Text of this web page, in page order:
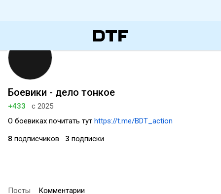
Боевики - дело тонкое
+433
с 2025
О боевиках почитать тут https://t.me/BDT_action
8 подписчиков 3 подписки
Посты Комментарии